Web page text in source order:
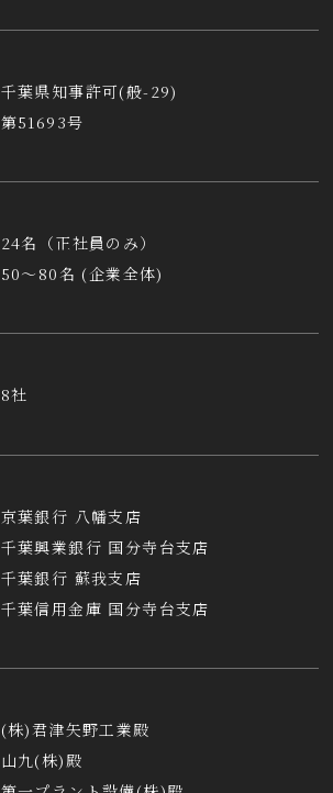
千葉県知事許可(般-29)
第51693号
24名（正社員のみ）
50〜80名 (企業全体)
8社
京葉銀行 八幡支店
千葉興業銀行 国分寺台支店
千葉銀行 蘇我支店
千葉信用金庫 国分寺台支店
(株)君津矢野工業殿
山九(株)殿